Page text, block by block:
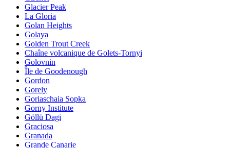
Glacier Peak
La Gloria
Golan Heights
Golaya
Golden Trout Creek
Chaîne volcanique de Golets-Tornyi
Golovnin
Île de Goodenough
Gordon
Gorely
Goriaschaia Sopka
Gorny Institute
Göllü Dagi
Graciosa
Granada
Grande Canarie